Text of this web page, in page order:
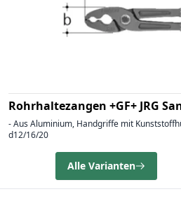
Rohrhaltezangen +GF+ JRG
- Aus Aluminium, Handgriffe mit
d12/16/20
Alle Varianten